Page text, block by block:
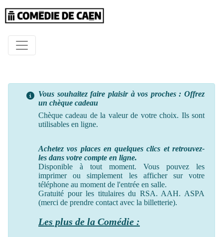
Vous souhaitez faire plaisir à vos proches : Offrez
un chèque cadeau
Chèque cadeau de la valeur de votre choix. Ils sont
utilisables en ligne.
Achetez vos places en quelques clics et retrouvez-
les dans votre compte en ligne.
Disponible à tout moment. Vous pouvez les
imprimer ou simplement les afficher sur votre
téléphone au moment de l'entrée en salle.
Gratuité pour les titulaires du RSA. AAH. ASPA
(merci de prendre contact avec la billetterie).
Les plus de la Comédie :